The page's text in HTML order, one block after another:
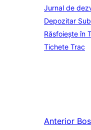
Jurnal de
Depozitar
Răsfoiește în
Tichete Trac
Anterior